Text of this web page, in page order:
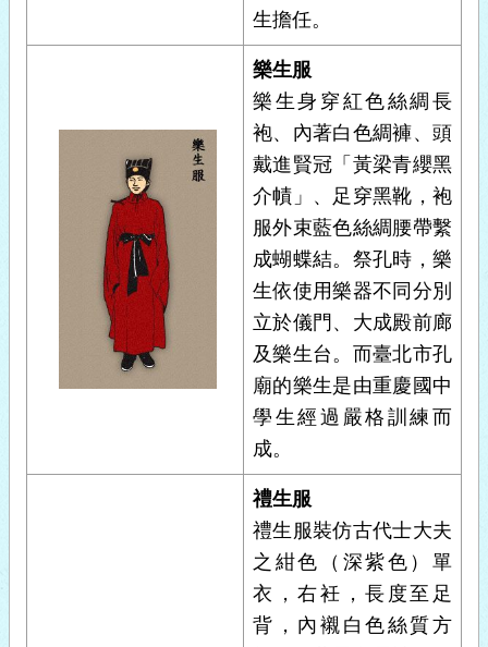
生擔任。
樂生服
樂生身穿紅色絲綢長
袍、內著白色綢褲、頭
戴進賢冠「黃梁青纓黑
介幘」、足穿黑靴，袍
服外束藍色絲綢腰帶繫
成蝴蝶結。祭孔時，樂
生依使用樂器不同分別
立於儀門、大成殿前廊
及樂生台。而臺北市孔
廟的樂生是由重慶國中
學生經過嚴格訓練而
成。
禮生服
禮生服裝仿古代士大夫
之紺色（深紫色）單
衣，右衽，長度至足
背，內襯白色絲質方